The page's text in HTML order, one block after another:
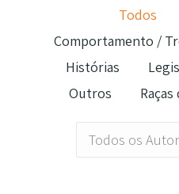
Todos
Comportamento /
Histórias
Outros
Raças